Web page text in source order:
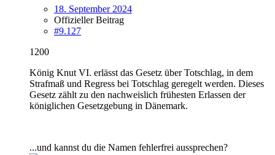
18. September 2024
Offizieller Beitrag
#9.127
1200
König Knut VI. erlässt das Gesetz über Totschlag, in dem
Strafmaß und Regress bei Totschlag geregelt werden. Dieses
Gesetz zählt zu den nachweislich frühesten Erlassen der
königlichen Gesetzgebung in Dänemark.
...und kannst du die Namen fehlerfrei aussprechen?